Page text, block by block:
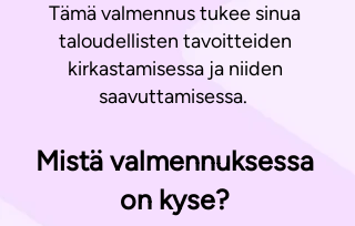
Tämä valmennus tukee sinua
taloudellisten tavoitteiden
kirkastamisessa ja niiden
saavuttamisessa.
Mistä valmennuksessa
on kyse?